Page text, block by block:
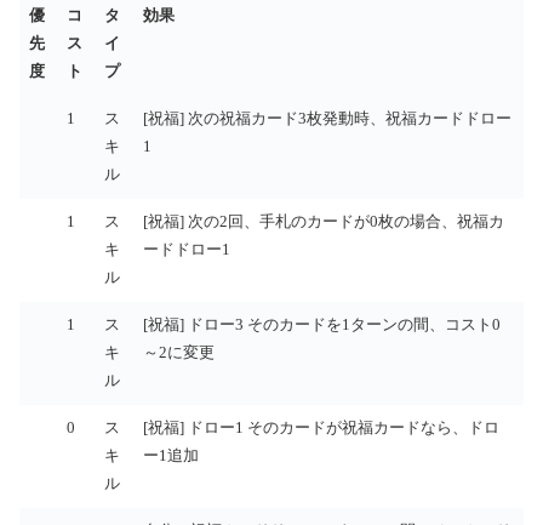
優
先
度
コ
ス
ト
タ
イ
プ
効果
コ
タ
イ
プ
効果
1
ス
キ
ル
[祝福] 次の祝福カード3枚発動時、祝福カードドロー
1
1
ス
キ
ル
[祝福] 次の2回、手札のカードが0枚の場合、祝福カ
ードドロー1
1
ス
キ
ル
[祝福] ドロー3 そのカードを1ターンの間、コスト0
～2に変更
0
ス
キ
ル
[祝福] ドロー1 そのカードが祝福カードなら、ドロ
ー1追加